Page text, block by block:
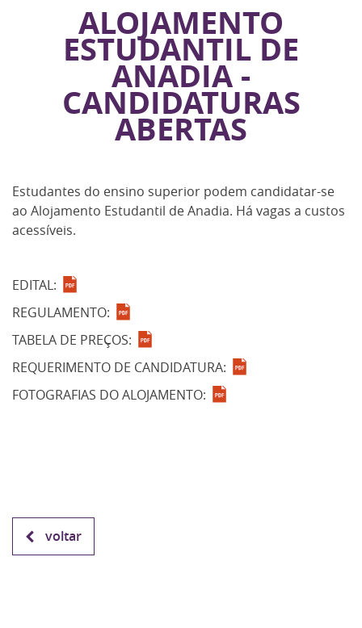
ALOJAMENTO
ESTUDANTIL DE
ANADIA -
CANDIDATURAS
ABERTAS
Estudantes do ensino superior podem candidatar-se
ao Alojamento Estudantil de Anadia. Há vagas a custos
acessíveis.
EDITAL:
REGULAMENTO:
TABELA DE PREÇOS:
REQUERIMENTO DE CANDIDATURA:
FOTOGRAFIAS DO ALOJAMENTO:
voltar